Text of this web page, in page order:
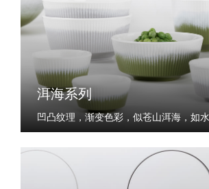
洱海系列
凹凸纹理，渐变色彩，似苍山洱海，如水